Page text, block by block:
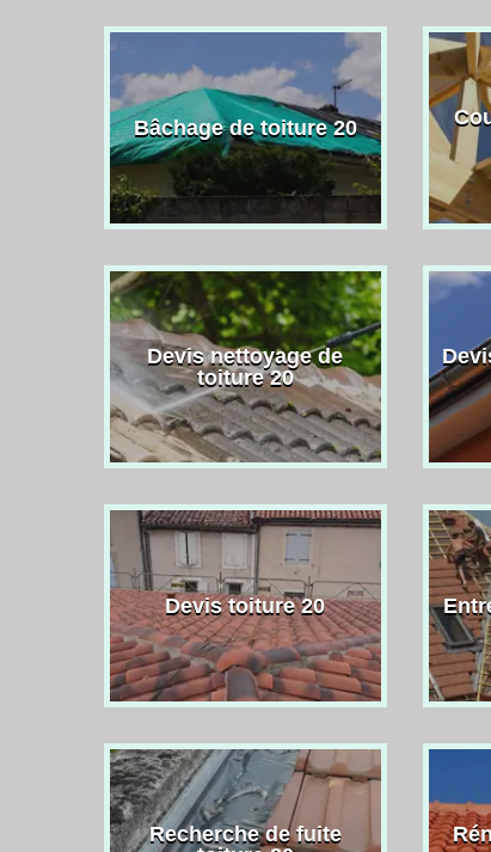
Bâchage de toiture 20
Devis nettoyage de
toiture 20
Devis toiture 20
Recherche de fuite